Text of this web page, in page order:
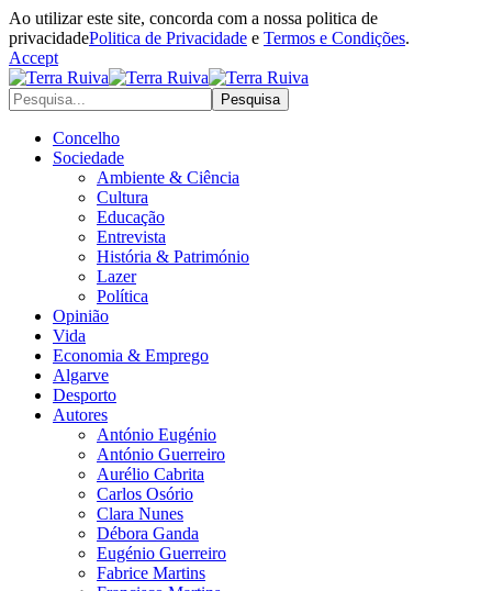
Ao utilizar este site, concorda com a nossa politica de
privacidadePolitica de Privacidade e Termos e Condições.
Accept
Concelho
Sociedade
Ambiente & Ciência
Cultura
Educação
Entrevista
História & Património
Lazer
Política
Opinião
Vida
Economia & Emprego
Algarve
Desporto
Autores
António Eugénio
António Guerreiro
Aurélio Cabrita
Carlos Osório
Clara Nunes
Débora Ganda
Eugénio Guerreiro
Fabrice Martins